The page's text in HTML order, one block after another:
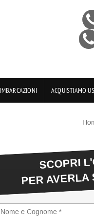
IMBARCAZIONI ACQUISTIAMO
SCOPRI
PER